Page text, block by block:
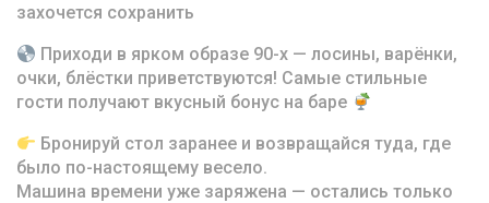
захочется сохранить
Приходи в ярком образе 90-х — лосины, варёнки,
очки, блёстки приветствуются! Самые стильные
гости получают вкусный бонус на баре
Бронируй стол заранее и возвращайся туда, где
было по-настоящему весело.
Машина времени уже заряжена — остались только